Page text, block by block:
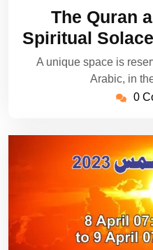
The Quran
Spiritual
A unique space is
Arabic, in
0